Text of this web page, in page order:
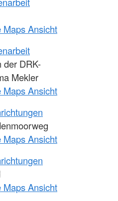
Maps Ansicht
der DRK-
Mekler
Maps Ansicht
Maps Ansicht
Maps Ansicht